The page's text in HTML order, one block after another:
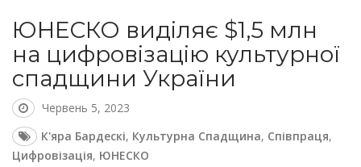
ЮНЕСКО виділяє $1,5 млн
на цифровізацію культурної
спадщини України
Червень 5, 2023
К'яра Бардескі, Культурна Спадщина, Співпраця,
Цифровізація, ЮНЕСКО